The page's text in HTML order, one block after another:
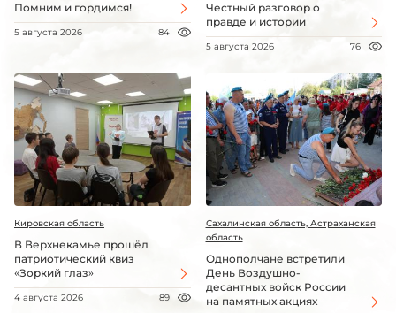
Помним и гордимся!
5 августа 2026 84
Честный разговор о
правде и истории
5 августа 2026 76
Кировская область
В Верхнекамье прошёл
патриотический квиз
«Зоркий глаз»
4 августа 2026 89
Сахалинская область, Астраханская
область
Однополчане встретили
День Воздушно-
десантных войск России
на памятных акциях